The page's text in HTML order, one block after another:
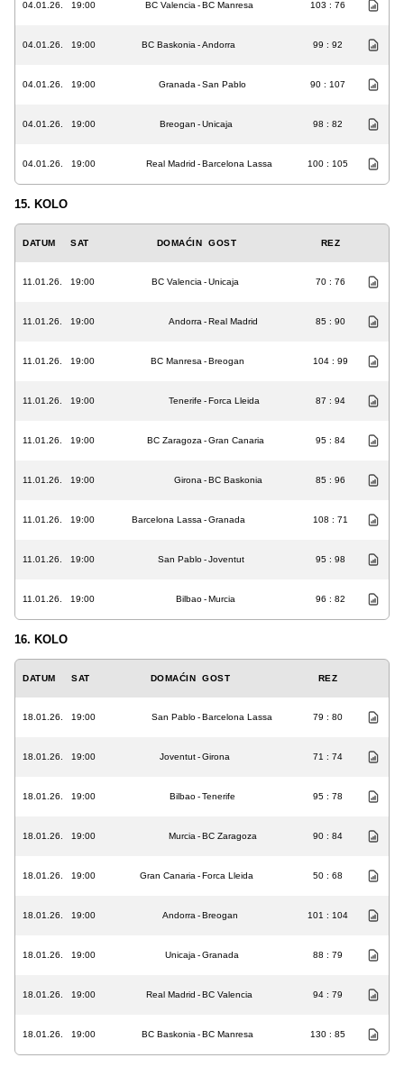
04.01.26. 19:00 BC Valencia -BC Manresa 103 : 76
04.01.26. 19:00 BC Baskonia -Andorra 99 : 92
04.01.26. 19:00 Granada -San Pablo 90 : 107
04.01.26. 19:00 Breogan -Unicaja 98 : 82
04.01.26. 19:00 Real Madrid -Barcelona Lassa 100 : 105
15. KOLO
DATUM SAT DOMAĆIN GOST REZ
11.01.26. 19:00 BC Valencia -Unicaja 70 : 76
11.01.26. 19:00 Andorra -Real Madrid 85 : 90
11.01.26. 19:00 BC Manresa -Breogan 104 : 99
11.01.26. 19:00 Tenerife -Forca Lleida 87 : 94
11.01.26. 19:00 BC Zaragoza -Gran Canaria 95 : 84
11.01.26. 19:00 Girona -BC Baskonia 85 : 96
11.01.26. 19:00 Barcelona Lassa -Granada 108 : 71
11.01.26. 19:00 San Pablo-Joventut 95 : 98
11.01.26. 19:00 Bilbao-Murcia 96 : 82
16. KOLO
DATUM SAT DOMAĆIN GOST REZ
18.01.26. 19:00 San Pablo-Barcelona Lassa 79 : 80
18.01.26. 19:00 Joventut-Girona 71 : 74
18.01.26. 19:00 Bilbao-Tenerife 95 : 78
18.01.26. 19:00 Murcia -BC Zaragoza 90 : 84
18.01.26. 19:00 Gran Canaria -Forca Lleida 50 : 68
18.01.26. 19:00 Andorra -Breogan 101 : 104
18.01.26. 19:00 Unicaja -Granada 88 : 79
18.01.26. 19:00 Real Madrid -BC Valencia 94 : 79
18.01.26. 19:00 BC Baskonia -BC Manresa 130 : 85